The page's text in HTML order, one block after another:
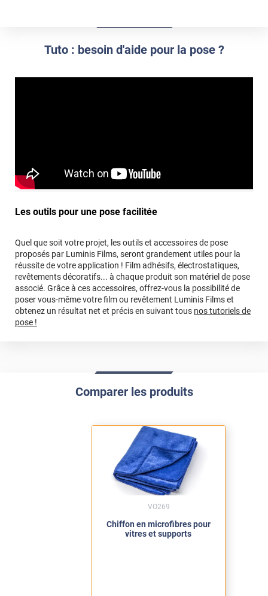
Tuto : besoin d'aide pour la pose ?
Les outils pour une pose facilitée
Quel que soit votre projet, les outils et accessoires de pose
proposés par Luminis Films, seront grandement utiles pour la
réussite de votre application ! Film adhésifs, électrostatiques,
revêtements décoratifs... à chaque produit son matériel de pose
associé. Grâce à ces accessoires, offrez-vous la possibilité de
poser vous-même votre film ou revêtement Luminis Films et
obtenez un résultat net et précis en suivant tous nos tutoriels de
pose !
Comparer les produits
Chiffon en microfibres pour
vitres et supports
VO269